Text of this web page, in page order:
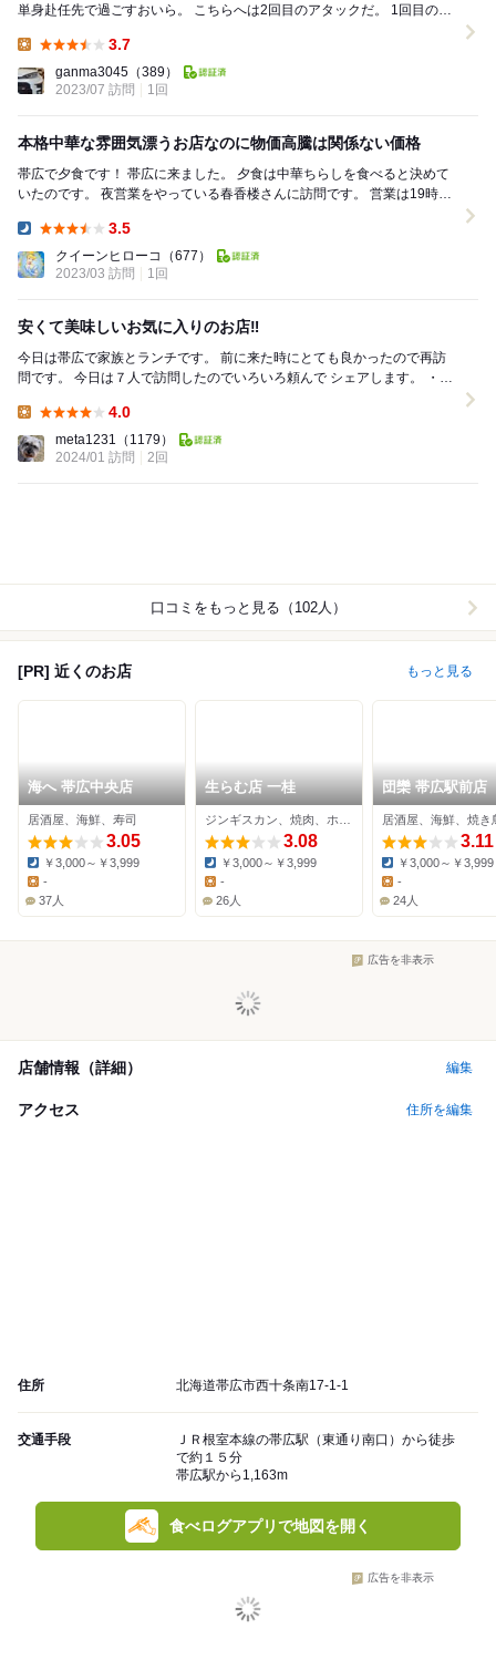
単身赴任先で過ごすおいら。 こちらへは2回目のアタックだ。 1回目のア
3.7
ganma3045 （389）
2023/07 訪問
1回
本格中華な雰囲気漂うお店なのに物価高騰は関係ない価格
帯広で夕食です！ 帯広に来ました。 夕食は中華ちらしを食べると決めて
いたのです。 夜営業をやっている春香楼さんに訪問です。 営業は19時半
3.5
クイーンヒローコ
（677）
2023/03 訪問
1回
安くて美味しいお気に入りのお店‼️
今日は帯広で家族とランチです。 前に来た時にとても良かったので再訪
問です。 今日は７人で訪問したのでいろいろ頼んで シェアします。 ・タ
4.0
meta1231 （1179）
2024/01 訪問
2回
口コミをもっと見る（102人）
[PR] 近くのお店 もっと見る
海へ 帯広中央店
居酒屋、海鮮、寿司
3.05
Dinner:
￥3,000～￥3,999
Lunch:
-
37人
生らむ店 一桂
3.08
Dinner:
￥3,000～￥3,999
Lunch:
-
26人
団欒 帯広駅前店
居酒屋、海鮮、焼き
3.11
Dinner:
￥3,000～￥3,999
Lunch:
-
24人
広告を非表示
店舗情報（詳細） 編集
アクセス 住所を編集
住所 北海道帯広市西十条南17-1-1
交通手段
ＪＲ根室本線の帯広駅（東通り南口）から徒歩
で約１５分
帯広駅から1,163m
食べログアプリで地図を開く
広告を非表示